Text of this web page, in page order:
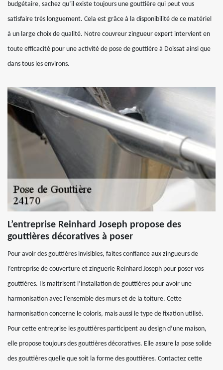
budgétaire, sachez qu’il existe toujours une gouttière qui peut vous
satisfaire très longuement. Cela est grâce à la disponibilité de ce matériel
à un large choix de qualité. Notre couvreur zingueur expert intervient en
toute efficacité pour une activité de pose de gouttière à Doissat ainsi que
dans tous les environs.
L’entreprise Reinhard Joseph propose des
gouttières décoratives à poser
Pour avoir des gouttières invisibles, faites confiance aux zingueurs de
l’entreprise de couverture et zinguerie Reinhard Joseph pour poser vos
gouttières. Ils maitrisent l’installation de gouttières pour avoir une
harmonisation avec l’ensemble des murs et de la toiture. Cette
harmonisation concerne le coloris, mais aussi le type de fixation utilisé.
Pour cette entreprise les gouttières participent au design d’une maison,
elle propose toujours des gouttières décoratives. Elle assure la pose solide
des gouttières quelle que soit la forme des gouttières. Contactez cette